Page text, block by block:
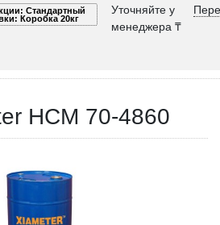
Стандартный
Коробка 20кг
Уточняйте у
менеджера ₸
HCM 70-4860